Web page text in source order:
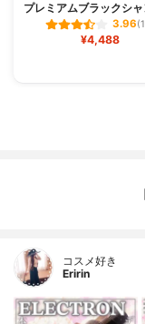
プレミアムブラックシ
3.96
¥4,488
コスメ好き
Eririn